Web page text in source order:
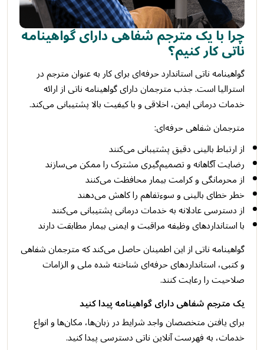
چرا با یک مترجم شفاهی دارای گواهینامه
ناتی کار کنیم؟
گواهینامه ناتی استاندارد حرفه‌ای برای کار به عنوان مترجم در
استرالیا است. جذب مترجمان دارای گواهینامه ناتی از ارائه
خدمات درمانی ایمن، اخلاقی و با کیفیت بالا پشتیبانی می‌کند.
مترجمان شفاهی حرفه‌ای:
از ارتباط بالینی دقیق پشتیبانی می‌کنند
رضایت آگاهانه و تصمیم‌گیری مشترک را ممکن می‌سازند
از محرمانگی و کرامت بیمار محافظت می‌کنند
خطر خطای بالینی و سوءتفاهم را کاهش می‌دهند
از دسترسی عادلانه به خدمات درمانی پشتیبانی می‌کنند
با استانداردهای وظیفه مراقبت و ایمنی بیمار مطابقت دارند
گواهینامه ناتی از این اطمینان حاصل می‌کند که مترجمان شفاهی
و کتبی، استانداردهای حرفه‌ای شناخته شده ملی و الزامات
صلاحیت را رعایت کنند.
یک مترجم شفاهی دارای گواهینامه پیدا کنید
برای یافتن متخصصان واجد شرایط در زبان‌ها، مکان‌ها و انواع
خدمات، به فهرست آنلاین ناتی دسترسی پیدا کنید.